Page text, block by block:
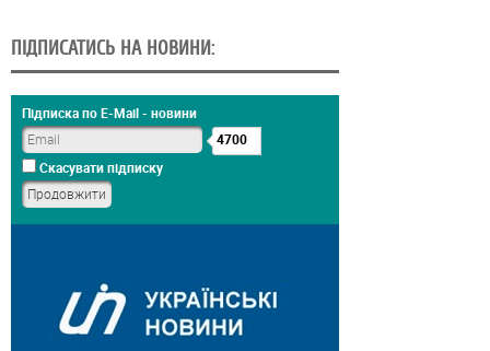
ПІДПИСАТИСЬ НА НОВИНИ:
Підписка по E-Mail - новини
4700
Скасувати підписку